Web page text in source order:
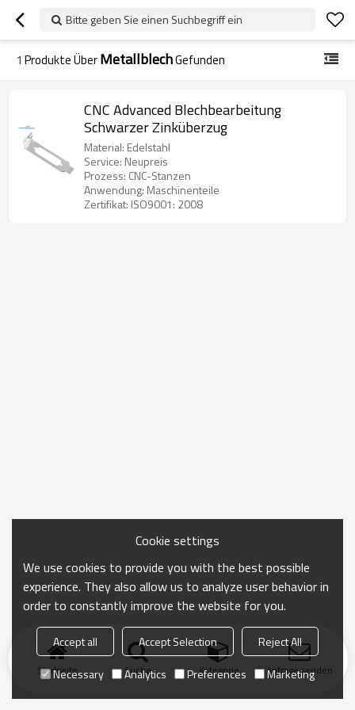
Bitte geben Sie einen Suchbegriff ein
1 Produkte ÜberMetallblechGefunden
CNC Advanced Blechbearbeitung
Schwarzer Zinküberzug
Material: Edelstahl
Service: Neupreis
Prozess: CNC-Stanzen
Anwendung: Maschinenteile
Zertifikat: ISO9001: 2008
Startseite Suche Kategorie Anfrage senden
Cookie settings
We use cookies to provide you with the best possible
experience. They also allow us to analyze user behavior in
order to constantly improve the website for you.
Accept all Accept Selection
Reject All
Necessary
Analytics Preferences Marketing